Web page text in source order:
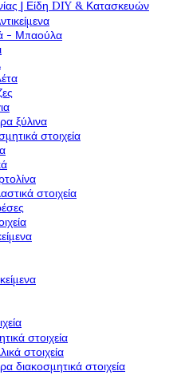
| Είδη DIY & Κατασκευών
- Μπαούλα
ξύλινα
στοιχεία
στοιχεία
στοιχεία
στοιχεία
διακοσμητικά στοιχεία